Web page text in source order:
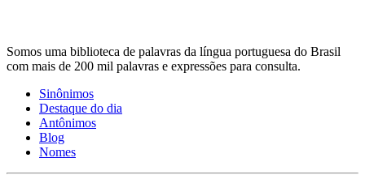
Somos uma biblioteca de palavras da língua portuguesa do Brasil
com mais de 200 mil palavras e expressões para consulta.
Sinônimos
Destaque do dia
Antônimos
Blog
Nomes